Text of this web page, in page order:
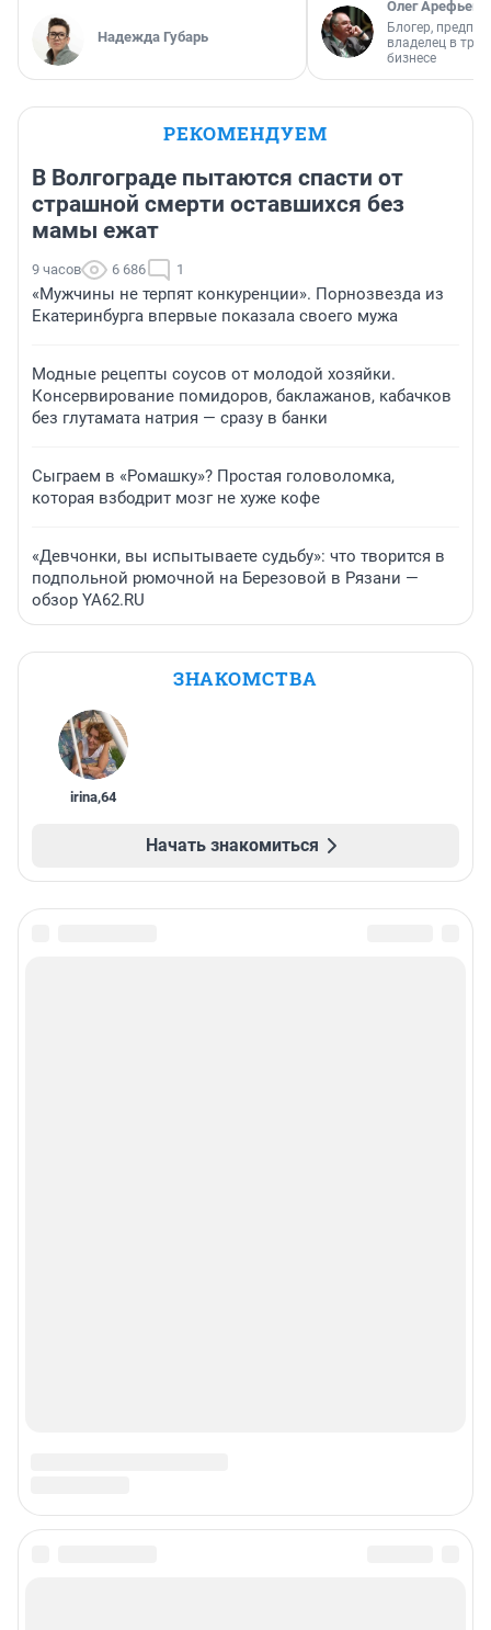
Надежда Губарь
Олег Арефьев
Блогер,
владелец в
бизнесе
РЕКОМЕНДУЕМ
В Волгограде пытаются спасти от
страшной смерти оставшихся без
мамы ежат
9 часов 6 686 1
«Мужчины не терпят конкуренции». Порнозвезда из
Екатеринбурга впервые показала своего мужа
Модные рецепты соусов от молодой хозяйки.
Консервирование помидоров, баклажанов, кабачков
без глутамата натрия — сразу в банки
Сыграем в «Ромашку»? Простая головоломка,
которая взбодрит мозг не хуже кофе
«Девчонки, вы испытываете судьбу»: что творится в
подпольной рюмочной на Березовой в Рязани —
обзор YA62.RU
ЗНАКОМСТВА
irina,64
Начать знакомиться